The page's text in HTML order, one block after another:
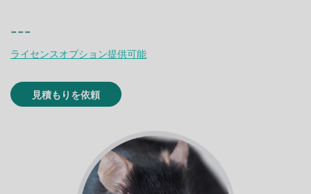
---
ライセンスオプション提供可能
見積もりを依頼